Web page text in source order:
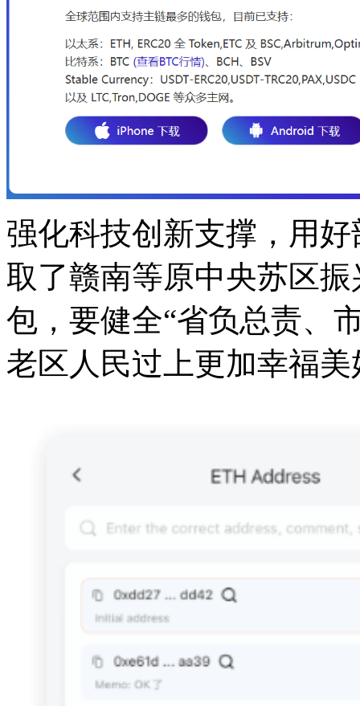
强化科技创新支撑，用
取了赣南等原中央苏区
包，要健全“省负总责、
老区人民过上更加幸福